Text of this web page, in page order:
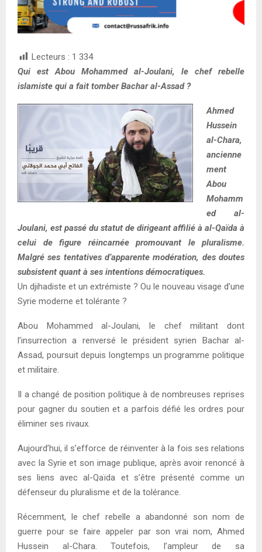
Lecteurs : 1 334
Qui est Abou Mohammed al-Joulani, le chef rebelle
islamiste qui a fait tomber Bachar al-Assad ?
Ahmed
Hussein
al-Chara,
ancienne
ment
Abou
Mohamm
ed al-
Joulani, est passé du statut de dirigeant affilié à al-Qaïda à
celui de figure réincarnée promouvant le pluralisme.
Malgré ses tentatives d’apparente modération, des doutes
subsistent quant à ses intentions démocratiques.
Un djihadiste et un extrémiste ? Ou le nouveau visage d’une
Syrie moderne et tolérante ?
Abou Mohammed al-Joulani, le chef militant dont
l’insurrection a renversé le président syrien Bachar al-
Assad, poursuit depuis longtemps un programme politique
et militaire.
Il a changé de position politique à de nombreuses reprises
pour gagner du soutien et a parfois défié les ordres pour
éliminer ses rivaux.
Aujourd’hui, il s’efforce de réinventer à la fois ses relations
avec la Syrie et son image publique, après avoir renoncé à
ses liens avec al-Qaïda et s’être présenté comme un
défenseur du pluralisme et de la tolérance.
Récemment, le chef rebelle a abandonné son nom de
guerre pour se faire appeler par son vrai nom, Ahmed
Hussein al-Chara. Toutefois, l’ampleur de sa